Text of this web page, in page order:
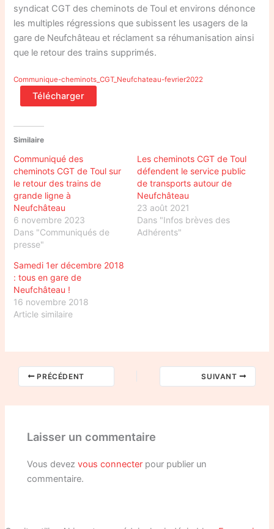
syndicat CGT des cheminots de Toul et environs dénonce
les multiples régressions que subissent les usagers de la
gare de Neufchâteau et réclament sa réhumanisation ainsi
que le retour des trains supprimés.
Communique-cheminots_CGT_Neufchateau-fevrier2022
Télécharger
Similaire
Communiqué des
cheminots CGT de Toul sur
le retour des trains de
grande ligne à
Neufchâteau
6 novembre 2023
Dans "Communiqués de
presse"
Les cheminots CGT de Toul
défendent le service public
de transports autour de
Neufchâteau
23 août 2021
Dans "Infos brèves des
Adhérents"
Samedi 1er décembre 2018
: tous en gare de
Neufchâteau !
16 novembre 2018
Article similaire
PRÉCÉDENT SUIVANT
Laisser un commentaire
Vous devezvous connecter pour publier un
commentaire.